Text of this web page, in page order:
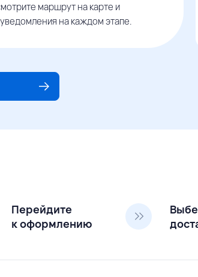
маршрут на карте и
на каждом этапе.
Перейдите
к оформлению